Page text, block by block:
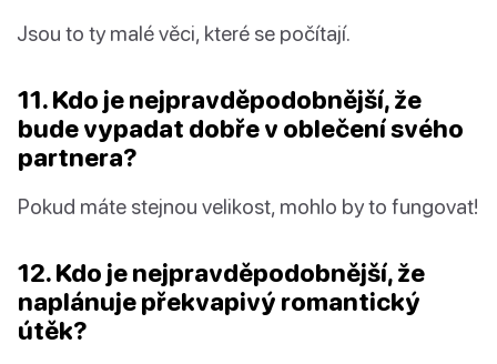
Jsou to ty malé věci, které se počítají.
11. Kdo je nejpravděpodobnější, že
bude vypadat dobře v oblečení svého
partnera?
Pokud máte stejnou velikost, mohlo by to fungovat!
12. Kdo je nejpravděpodobnější, že
naplánuje překvapivý romantický
útěk?